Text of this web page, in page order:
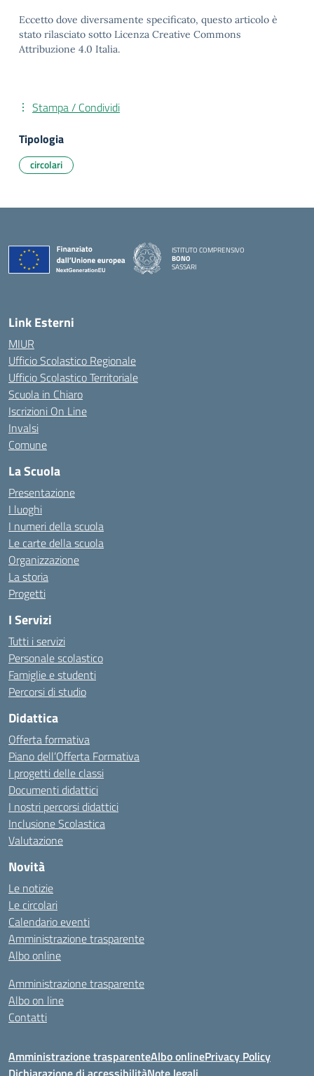
Eccetto dove diversamente specificato, questo articolo è
stato rilasciato sotto Licenza Creative Commons
Attribuzione 4.0 Italia.
Stampa / Condividi
Tipologia
circolari
ISTITUTO COMPRENSIVO
BONO
SASSARI
Link Esterni
MIUR
Ufficio Scolastico Regionale
Ufficio Scolastico Territoriale
Scuola in Chiaro
Iscrizioni On Line
Invalsi
Comune
La Scuola
Presentazione
I luoghi
I numeri della scuola
Le carte della scuola
Organizzazione
La storia
Progetti
I Servizi
Tutti i servizi
Personale scolastico
Famiglie e studenti
Percorsi di studio
Didattica
Offerta formativa
Piano dell’Offerta Formativa
I progetti delle classi
Documenti didattici
I nostri percorsi didattici
Inclusione Scolastica
Valutazione
Novità
Le notizie
Le circolari
Calendario eventi
Amministrazione trasparente
Albo online
Amministrazione trasparente
Albo on line
Contatti
Amministrazione trasparenteAlbo onlinePrivacy Policy